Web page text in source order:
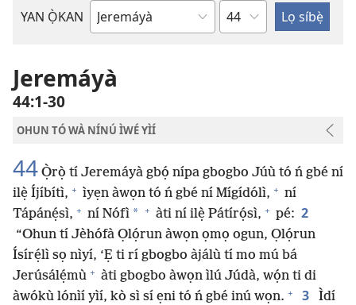
YAN Ọ̀KAN
Ìwé
Orí
Jeremáyà
44:1-30
OHUN TÓ WÀ NÍNÚ ÌWÉ YÌÍ
44 Ọ̀rọ̀ tí Jeremáyà gbọ́ nípa gbogbo Júù tó ń gbé ní
ilẹ̀ Íjíbítì, + ìyẹn àwọn tó ń gbé ní Mígídólì, + ní
Tápánẹ́sì, + ní Nófì * + àti ní ilẹ̀ Pátírọ́sì, + pé: 2
“Ohun tí Jèhófà Ọlọ́run àwọn ọmọ ogun, Ọlọ́run
Ísírẹ́lì sọ nìyí, ‘Ẹ ti rí gbogbo àjálù tí mo mú bá
Jerúsálẹ́mù + àti gbogbo àwọn ìlú Júdà, wọ́n ti di
àwókù lónìí yìí, kò sì sí ẹni tó ń gbé inú wọn. + 3
Ìdí